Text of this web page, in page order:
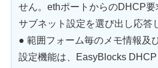
せん。ethポートからのDHCP
サブネット設定を選び出し応答
● 範囲フォーム毎のメモ情報及
設定機能は、EasyBlocks